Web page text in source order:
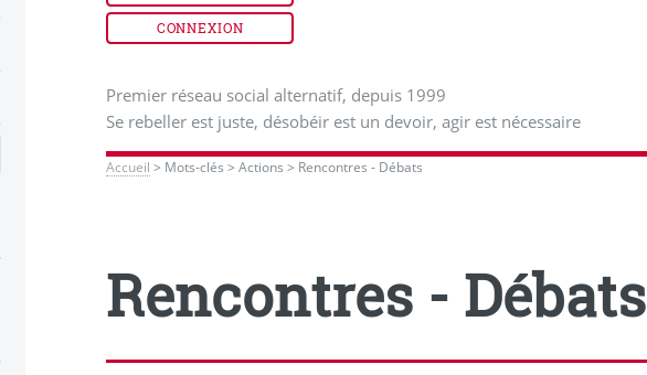
CONNEXION
Premier réseau social alternatif, depuis 1999
Se rebeller est juste, désobéir est un devoir, agir est nécessaire
Accueil > Mots-clés >Actions > Rencontres - Débats
Rencontres - Débats